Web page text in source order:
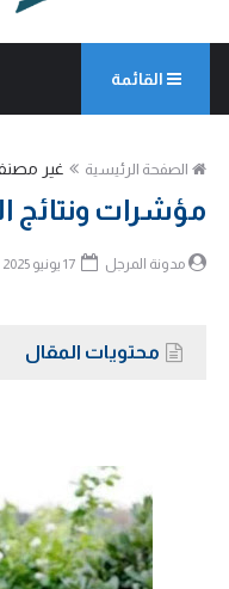
القائمة
الصفحة الرئيسية غير
مؤشرات ونتائج
مدونة المرجل
محتويات المقال